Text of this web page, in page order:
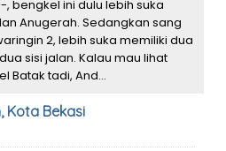
bengkel ini dulu lebih suka
Anugerah. Sedangkan sang
2, lebih suka memiliki dua
sisi jalan. Kalau mau lihat
Batak tadi, And...
Kota Bekasi